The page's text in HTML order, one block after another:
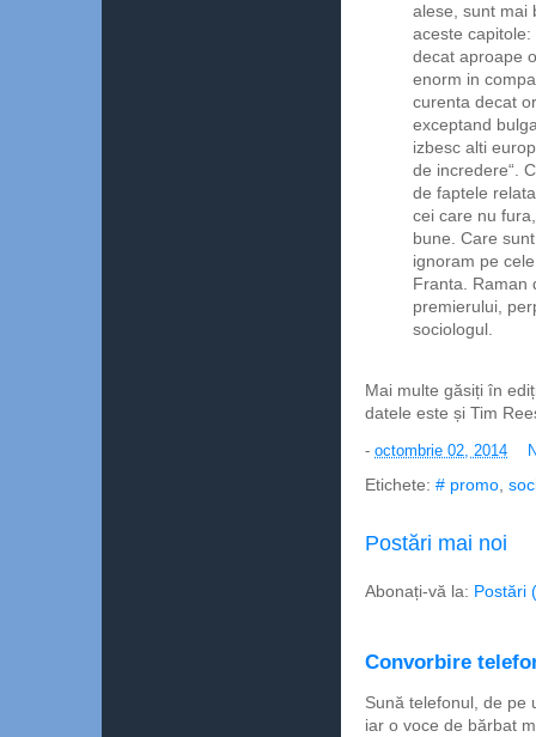
alese, sunt mai
aceste
decat aproape
enorm in
curenta decat
exceptand
izbesc alti
de incredere“.
de faptele
cei care nu
bune. Care
ignoram pe
Franta. Raman
premierului,
sociologul.
Mai multe găsiți în
datele este și Tim
- octombrie 02, 2014
Etichete: # promo
Postări mai noi
Abonați-vă la: Postări
Convorbire
Sună telefonul, de pe
iar o voce de bărbat